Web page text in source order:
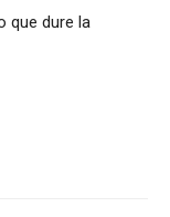
que dure la